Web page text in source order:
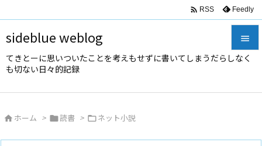
sideblue weblog
てきとーに思いついたことを考えもせずに書いてしまうだらしなく
も切ない日々的記録



 RSS Feedly
 ホーム > 読書 > ネット小説